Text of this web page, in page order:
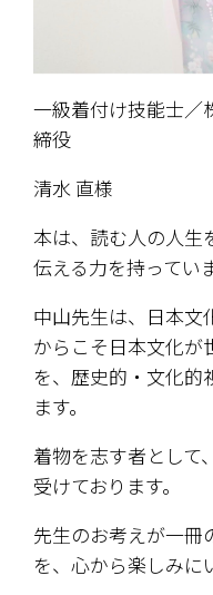
一級着付け技能士／
締役
清水 直様
本は、読む人の人生
伝える力を持ってい
中山先生は、日本文
からこそ日本文化が
を、歴史的・文化的
ます。
着物を志す者として
受けております。
先生のお考えが一冊
を、心から楽しみに